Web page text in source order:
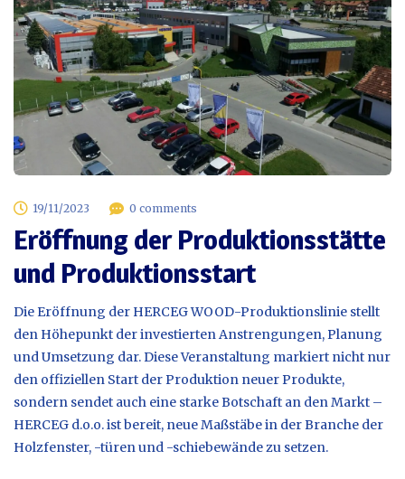
19/11/2023 0 comments
Eröffnung der Produktionsstätte
und Produktionsstart
Die Eröffnung der HERCEG WOOD-Produktionslinie stellt
den Höhepunkt der investierten Anstrengungen, Planung
und Umsetzung dar. Diese Veranstaltung markiert nicht nur
den offiziellen Start der Produktion neuer Produkte,
sondern sendet auch eine starke Botschaft an den Markt –
HERCEG d.o.o. ist bereit, neue Maßstäbe in der Branche der
Holzfenster, -türen und -schiebewände zu setzen.